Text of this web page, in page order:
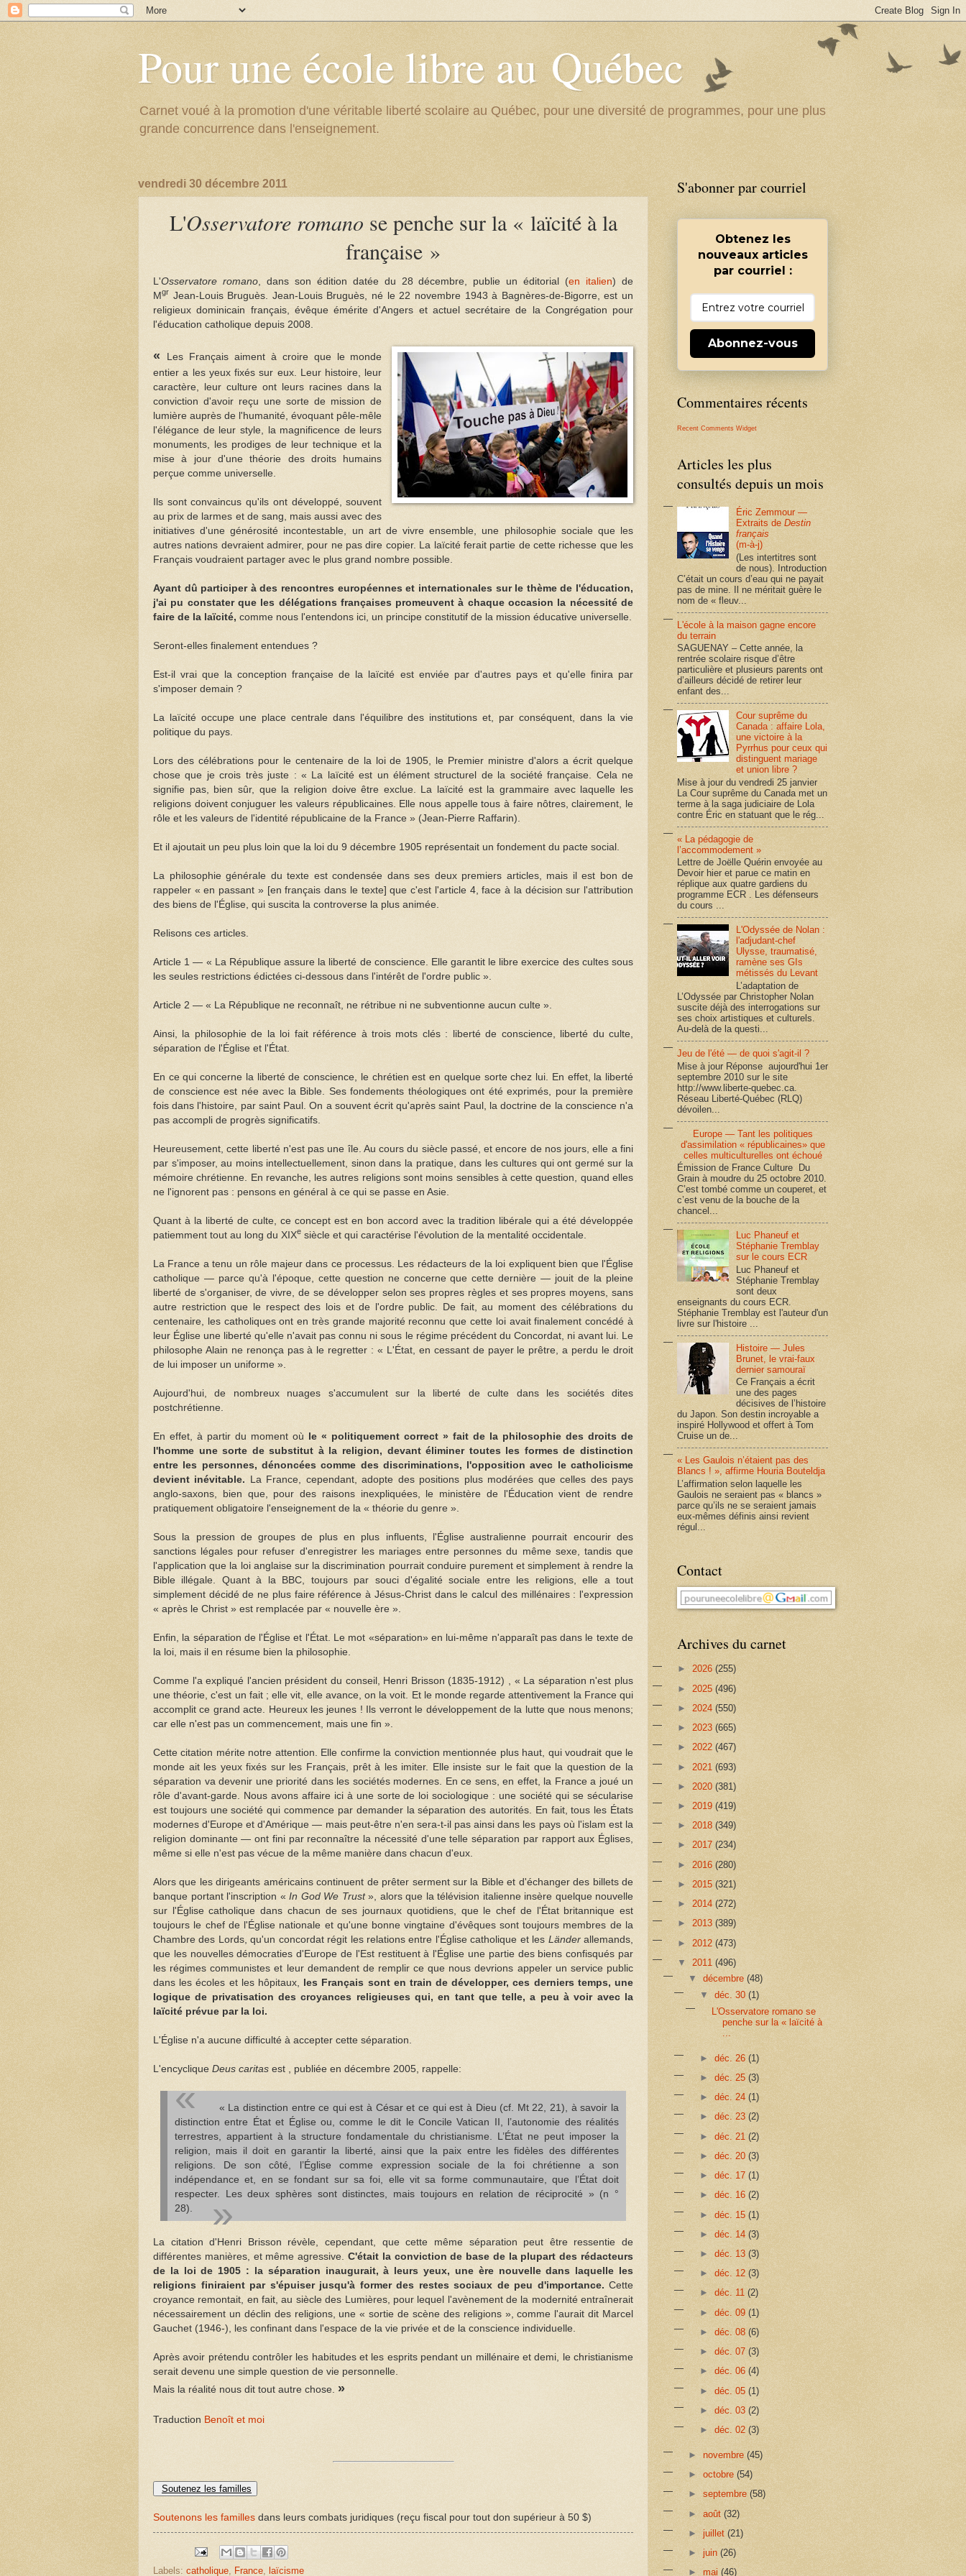
Pour une école libre au Québec
Carnet voué à la promotion d'une véritable liberté scolaire au Québec, pour une diversité de programmes, pour une plus
grande concurrence dans l'enseignement.
vendredi 30 décembre 2011
L'Osservatore romano se penche sur la « laïcité à la
française »
L'Osservatore romano, dans son édition datée du 28 décembre, publie un éditorial (en italien) de
Mgr Jean-Louis Bruguès. Jean-Louis Bruguès, né le 22 novembre 1943 à Bagnères-de-Bigorre, est un
religieux dominicain français, évêque émérite d'Angers et actuel secrétaire de la Congrégation pour
l'éducation catholique depuis 2008.
«
Les Français aiment à croire que le monde
entier a les yeux fixés sur eux. Leur histoire, leur
caractère, leur culture ont leurs racines dans la
conviction d'avoir reçu une sorte de mission de
lumière auprès de l'humanité, évoquant pêle-mêle
l'élégance de leur style, la magnificence de leurs
monuments, les prodiges de leur technique et la
mise à jour d'une théorie des droits humains
perçue comme universelle.
Ils sont convaincus qu'ils ont développé, souvent
au prix de larmes et de sang, mais aussi avec des
initiatives d'une générosité incontestable, un art de vivre ensemble, une philosophie sociale que les
autres nations devraient admirer, pour ne pas dire copier. La laïcité ferait partie de cette richesse que les
Français voudraient partager avec le plus grand nombre possible.
Ayant dû participer à des rencontres européennes et internationales sur le thème de l'éducation,
j'ai pu constater que les délégations françaises promeuvent à chaque occasion la nécessité de
faire de la laïcité, comme nous l'entendons ici, un principe constitutif de la mission éducative universelle.
Seront-elles finalement entendues ?
Est-il vrai que la conception française de la laïcité est enviée par d'autres pays et qu'elle finira par
s'imposer demain ?
La laïcité occupe une place centrale dans l'équilibre des institutions et, par conséquent, dans la vie
politique du pays.
Lors des célébrations pour le centenaire de la loi de 1905, le Premier ministre d'alors a écrit quelque
chose que je crois très juste : « La laïcité est un élément structurel de la société française. Cela ne
signifie pas, bien sûr, que la religion doive être exclue. La laïcité est la grammaire avec laquelle les
religions doivent conjuguer les valeurs républicaines. Elle nous appelle tous à faire nôtres, clairement, le
rôle et les valeurs de l'identité républicaine de la France » (Jean-Pierre Raffarin).
Et il ajoutait un peu plus loin que la loi du 9 décembre 1905 représentait un fondement du pacte social.
La philosophie générale du texte est condensée dans ses deux premiers articles, mais il est bon de
rappeler « en passant » [en français dans le texte] que c'est l'article 4, face à la décision sur l'attribution
des biens de l'Église, qui suscita la controverse la plus animée.
Relisons ces articles.
Article 1 — « La République assure la liberté de conscience. Elle garantit le libre exercice des cultes sous
les seules restrictions édictées ci-dessous dans l'intérêt de l'ordre public ».
Article 2 — « La République ne reconnaît, ne rétribue ni ne subventionne aucun culte ».
Ainsi, la philosophie de la loi fait référence à trois mots clés : liberté de conscience, liberté du culte,
séparation de l'Église et l'État.
En ce qui concerne la liberté de conscience, le chrétien est en quelque sorte chez lui. En effet, la liberté
de conscience est née avec la Bible. Ses fondements théologiques ont été exprimés, pour la première
fois dans l'histoire, par saint Paul. On a souvent écrit qu'après saint Paul, la doctrine de la conscience n'a
pas accompli de progrès significatifs.
Heureusement, cette liberté n'est pas une île. Au cours du siècle passé, et encore de nos jours, elle a fini
par s'imposer, au moins intellectuellement, sinon dans la pratique, dans les cultures qui ont germé sur la
mémoire chrétienne. En revanche, les autres religions sont moins sensibles à cette question, quand elles
ne l'ignorent pas : pensons en général à ce qui se passe en Asie.
Quant à la liberté de culte, ce concept est en bon accord avec la tradition libérale qui a été développée
patiemment tout au long du XIXe siècle et qui caractérise l'évolution de la mentalité occidentale.
La France a tenu un rôle majeur dans ce processus. Les rédacteurs de la loi expliquent bien que l'Église
catholique — parce qu'à l'époque, cette question ne concerne que cette dernière — jouit de la pleine
liberté de s'organiser, de vivre, de se développer selon ses propres règles et ses propres moyens, sans
autre restriction que le respect des lois et de l'ordre public. De fait, au moment des célébrations du
centenaire, les catholiques ont en très grande majorité reconnu que cette loi avait finalement concédé à
leur Église une liberté qu'elle n'avait pas connu ni sous le régime précédent du Concordat, ni avant lui. Le
philosophe Alain ne renonça pas à le regretter : « L'État, en cessant de payer le prêtre, a perdu le droit
de lui imposer un uniforme ».
Aujourd'hui, de nombreux nuages s'accumulent sur la liberté de culte dans les sociétés dites
postchrétienne.
En effet, à partir du moment où le « politiquement correct » fait de la philosophie des droits de
l'homme une sorte de substitut à la religion, devant éliminer toutes les formes de distinction
entre les personnes, dénoncées comme des discriminations, l'opposition avec le catholicisme
devient inévitable. La France, cependant, adopte des positions plus modérées que celles des pays
anglo-saxons, bien que, pour des raisons inexpliquées, le ministère de l'Éducation vient de rendre
pratiquement obligatoire l'enseignement de la « théorie du genre ».
Sous la pression de groupes de plus en plus influents, l'Église australienne pourrait encourir des
sanctions légales pour refuser d'enregistrer les mariages entre personnes du même sexe, tandis que
l'application que la loi anglaise sur la discrimination pourrait conduire purement et simplement à rendre la
Bible illégale. Quant à la BBC, toujours par souci d'égalité sociale entre les religions, elle a tout
simplement décidé de ne plus faire référence à Jésus-Christ dans le calcul des millénaires : l'expression
« après le Christ » est remplacée par « nouvelle ère ».
Enfin, la séparation de l'Église et l'État. Le mot «séparation» en lui-même n'apparaît pas dans le texte de
la loi, mais il en résume bien la philosophie.
Comme l'a expliqué l'ancien président du conseil, Henri Brisson (1835-1912) , « La séparation n'est plus
une théorie, c'est un fait ; elle vit, elle avance, on la voit. Et le monde regarde attentivement la France qui
accomplit ce grand acte. Heureux les jeunes ! Ils verront le développement de la lutte que nous menons;
car elle n'est pas un commencement, mais une fin ».
Cette citation mérite notre attention. Elle confirme la conviction mentionnée plus haut, qui voudrait que le
monde ait les yeux fixés sur les Français, prêt à les imiter. Elle insiste sur le fait que la question de la
séparation va devenir une priorité dans les sociétés modernes. En ce sens, en effet, la France a joué un
rôle d'avant-garde. Nous avons affaire ici à une sorte de loi sociologique : une société qui se sécularise
est toujours une société qui commence par demander la séparation des autorités. En fait, tous les États
modernes d'Europe et d'Amérique — mais peut-être n'en sera-t-il pas ainsi dans les pays où l'islam est la
religion dominante — ont fini par reconnaître la nécessité d'une telle séparation par rapport aux Églises,
même si elle n'est pas vécue de la même manière dans chacun d'eux.
Alors que les dirigeants américains continuent de prêter serment sur la Bible et d'échanger des billets de
banque portant l'inscription « In God We Trust », alors que la télévision italienne insère quelque nouvelle
sur l'Église catholique dans chacun de ses journaux quotidiens, que le chef de l'État britannique est
toujours le chef de l'Église nationale et qu'une bonne vingtaine d'évêques sont toujours membres de la
Chambre des Lords, qu'un concordat régit les relations entre l'Église catholique et les Länderallemands,
que les nouvelles démocraties d'Europe de l'Est restituent à l'Église une partie des biens confisqués par
les régimes communistes et leur demandent de remplir ce que nous devrions appeler un service public
dans les écoles et les hôpitaux,
les Français sont en train de développer, ces derniers temps, une
logique de privatisation des croyances religieuses qui, en tant que telle, a peu à voir avec la
laïcité prévue par la loi.
L'Église n'a aucune difficulté à accepter cette séparation.
L'encyclique Deus caritas est , publiée en décembre 2005, rappelle:
« La distinction entre ce qui est à César et ce qui est à Dieu (cf. Mt 22, 21), à savoir la
distinction entre État et Église ou, comme le dit le Concile Vatican II, l’autonomie des réalités
terrestres, appartient à la structure fondamentale du christianisme. L’État ne peut imposer la
religion, mais il doit en garantir la liberté, ainsi que la paix entre les fidèles des différentes
religions. De son côté, l’Église comme expression sociale de la foi chrétienne a son
indépendance et, en se fondant sur sa foi, elle vit sa forme communautaire, que l’État doit
respecter. Les deux sphères sont distinctes, mais toujours en relation de réciprocité » (n °
28).
La citation d'Henri Brisson révèle, cependant, que cette même séparation peut être ressentie de
différentes manières, et même agressive. C'était la conviction de base de la plupart des rédacteurs
de la loi de 1905 : la séparation inaugurait, à leurs yeux, une ère nouvelle dans laquelle les
religions finiraient par s'épuiser jusqu'à former des restes sociaux de peu d'importance. Cette
croyance remontait, en fait, au siècle des Lumières, pour lequel l'avènement de la modernité entraînerait
nécessairement un déclin des religions, une « sortie de scène des religions », comme l'aurait dit Marcel
Gauchet (1946-), les confinant dans l'espace de la vie privée et de la conscience individuelle.
Après avoir prétendu contrôler les habitudes et les esprits pendant un millénaire et demi, le christianisme
serait devenu une simple question de vie personnelle.
Mais la réalité nous dit tout autre chose. »
Traduction Benoît et moi
Soutenez les familles
Soutenons les familles dans leurs combats juridiques (reçu fiscal pour tout don supérieur à 50 $)
Labels: catholique France laïcisme
S'abonner par courriel
Obtenez les
nouveaux articles
par courriel :
Abonnez-vous
Commentaires récents
Recent Comments Widget
Articles les plus
consultés depuis un mois
Éric Zemmour —
Extraits deDestin
français
(m-à-j)
(Les intertitres sont
de nous). Introduction
C’était un cours d’eau qui ne payait
pas de mine. Il ne méritait guère le
nom de « fleuv...
L'école à la maison gagne encore
du terrain
SAGUENAY – Cette année, la
rentrée scolaire risque d’être
particulière et plusieurs parents ont
d’ailleurs décidé de retirer leur
enfant des...
Cour suprême du
Canada : affaire Lola,
une victoire à la
Pyrrhus pour ceux qui
distinguent mariage
et union libre ?
Mise à jour du vendredi 25 janvier
La Cour suprême du Canada met un
terme à la saga judiciaire de Lola
contre Éric en statuant que le rég...
« La pédagogie de
l’accommodement »
Lettre de Joëlle Quérin envoyée au
Devoir hier et parue ce matin en
réplique aux quatre gardiens du
programme ECR . Les défenseurs
du cours ...
L'Odyssée de Nolan :
l'adjudant-chef
Ulysse, traumatisé,
ramène ses GIs
métissés du Levant
L’adaptation de
L’Odyssée par Christopher Nolan
suscite déjà des interrogations sur
ses choix artistiques et culturels.
Au-delà de la questi...
Jeu de l'été — de quoi s'agit-il ?
Mise à jour Réponse aujourd'hui 1er
septembre 2010 sur le site
http://www.liberte-quebec.ca.
Réseau Liberté-Québec (RLQ)
dévoilen...
Europe — Tant les politiques
d'assimilation « républicaines» que
celles multiculturelles ont échoué
Émission de France Culture Du
Grain à moudre du 25 octobre 2010.
C’est tombé comme un couperet, et
c’est venu de la bouche de la
chancel...
Luc Phaneuf et
Stéphanie Tremblay
sur le cours ECR
Luc Phaneuf et
Stéphanie Tremblay
sont deux
enseignants du cours ECR.
Stéphanie Tremblay est l'auteur d'un
livre sur l'histoire ...
Histoire — Jules
Brunet, le vrai-faux
dernier samouraï
Ce Français a écrit
une des pages
décisives de l’histoire
du Japon. Son destin incroyable a
inspiré Hollywood et offert à Tom
Cruise un de...
« Les Gaulois n’étaient pas des
Blancs ! », affirme Houria Bouteldja
L’affirmation selon laquelle les
Gaulois ne seraient pas « blancs »
parce qu’ils ne se seraient jamais
eux-mêmes définis ainsi revient
régul...
Contact
Archives du carnet
► 2026 (255)
► 2025 (496)
► 2024 (550)
► 2023 (665)
► 2022 (467)
► 2021 (693)
► 2020 (381)
► 2019 (419)
► 2018 (349)
► 2017 (234)
► 2016 (280)
► 2015 (321)
► 2014 (272)
► 2013 (389)
► 2012 (473)
▼ 2011 (496)
▼décembre(48)
▼ déc. 30 (1)
L'Osservatore romano se
penche sur la « laïcité à
► déc. 26 (1)
► déc. 25 (3)
► déc. 24 (1)
► déc. 23 (2)
► déc. 21 (2)
► déc. 20 (3)
► déc. 17 (1)
► déc. 16 (2)
► déc. 15 (1)
► déc. 14 (3)
► déc. 13 (3)
► déc. 12 (3)
► déc. 11 (2)
► déc. 09 (1)
► déc. 08 (6)
► déc. 07 (3)
► déc. 06 (4)
► déc. 05 (1)
► déc. 03 (2)
► déc. 02 (3)
► novembre(45)
►octobre(54)
►septembre(58)
►août(32)
►juillet(21)
►juin(26)
► mai(46)